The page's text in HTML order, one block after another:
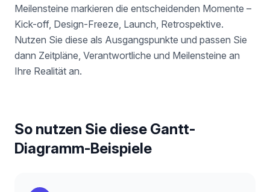
Meilensteine markieren die entscheidenden Momente –
Kick-off, Design-Freeze, Launch, Retrospektive.
Nutzen Sie diese als Ausgangspunkte und passen Sie
dann Zeitpläne, Verantwortliche und Meilensteine an
Ihre Realität an.
So nutzen Sie diese Gantt-
Diagramm-Beispiele